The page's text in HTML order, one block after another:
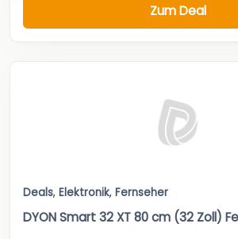
Zum Deal
Deals, Elektronik, Fernseher
DYON Smart 32 XT 80 cm (32 Zoll)